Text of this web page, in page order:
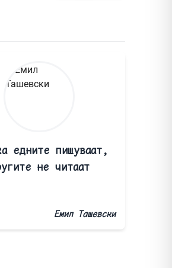
едните пишуваат,
не читаат
Емил Ташевски